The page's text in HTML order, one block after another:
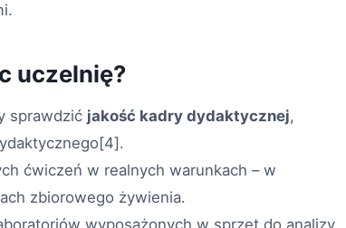
uczelnię?
sprawdzić jakość kadry dydaktycznej,
ćwiczeń w realnych warunkach – w
zbiorowego żywienia.